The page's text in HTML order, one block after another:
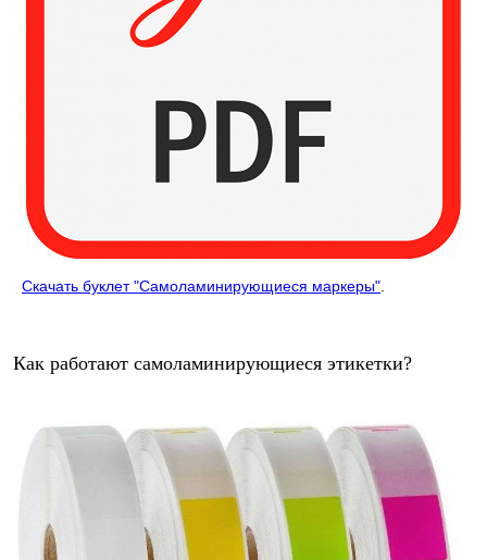
Скачать буклет "Самоламинирующиеся маркеры".
Как работают самоламинирующиеся этикетки?